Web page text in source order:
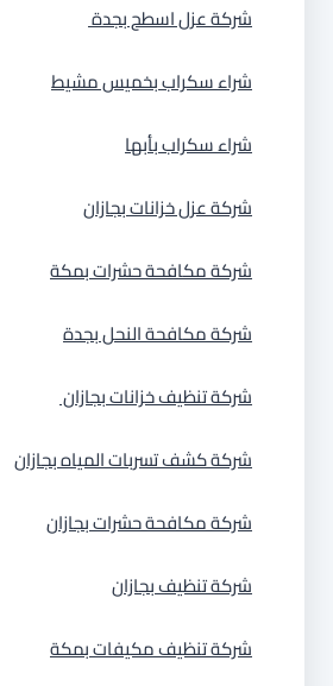
شركة عزل اسطح بجدة
شراء سكراب بخميس مشيط
شراء سكراب بأبها
شركة عزل خزانات بجازان
شركة مكافحة حشرات بمكة
شركة مكافحة النحل بجدة
شركة تنظيف خزانات بجازان
شركة كشف تسربات المياه بجازان
شركة مكافحة حشرات بجازان
شركة تنظيف بجازان
شركة تنظيف مكيفات بمكة